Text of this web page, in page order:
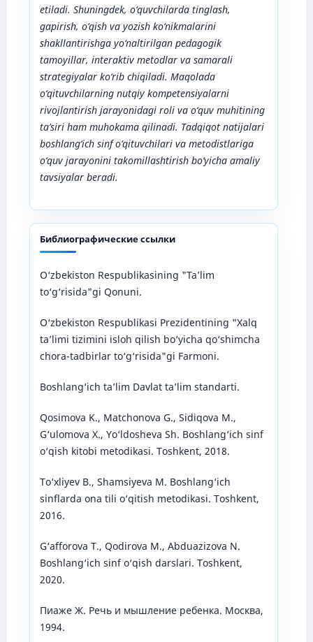
etiladi. Shuningdek, o‘quvchilarda tinglash,
gapirish, o‘qish va yozish ko‘nikmalarini
shakllantirishga yo‘naltirilgan pedagogik
tamoyillar, interaktiv metodlar va samarali
strategiyalar ko‘rib chiqiladi. Maqolada
o‘qituvchilarning nutqiy kompetensiyalarni
rivojlantirish jarayonidagi roli va o‘quv muhitining
ta’siri ham muhokama qilinadi. Tadqiqot natijalari
boshlang‘ich sinf o‘qituvchilari va metodistlariga
o‘quv jarayonini takomillashtirish bo‘yicha amaliy
tavsiyalar beradi.
Библиографические ссылки
O‘zbekiston Respublikasining "Ta’lim
to‘g‘risida"gi Qonuni.
O‘zbekiston Respublikasi Prezidentining "Xalq
ta’limi tizimini isloh qilish bo‘yicha qo‘shimcha
chora-tadbirlar to‘g‘risida"gi Farmoni.
Boshlang‘ich ta’lim Davlat ta’lim standarti.
Qosimova K., Matchonova G., Sidiqova M.,
G‘ulomova X., Yo‘ldosheva Sh. Boshlang‘ich sinf
o‘qish kitobi metodikasi. Toshkent, 2018.
To‘xliyev B., Shamsiyeva M. Boshlang‘ich
sinflarda ona tili o‘qitish metodikasi. Toshkent,
2016.
G‘afforova T., Qodirova M., Abduazizova N.
Boshlang‘ich sinf o‘qish darslari. Toshkent,
2020.
Пиаже Ж. Речь и мышление ребенка. Москва,
1994.